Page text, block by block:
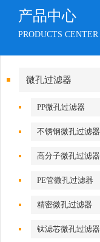
产品中心
PRODUCTS CENTER
微孔过滤器
PP微孔过滤器
不锈钢微孔过滤器
高分子微孔过滤器
PE管微孔过滤器
精密微孔过滤器
钛滤芯微孔过滤器